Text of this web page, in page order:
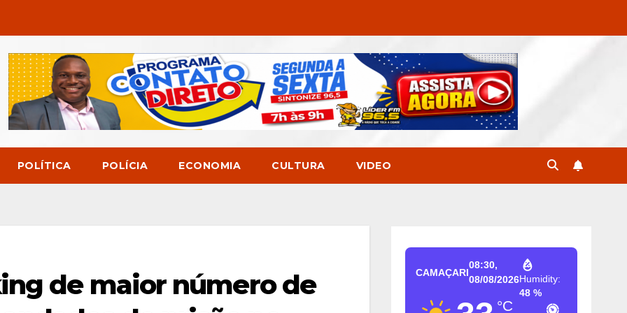
POLÍTICA POLÍCIA ECONOMIA CULTURA VIDEO
de maior número de
CAMAÇARI
08:30,
08/08/2026
°C
Humidity:
48 %